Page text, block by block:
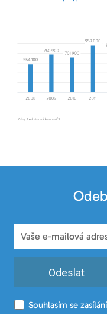
Odeslat
Souhlasím se